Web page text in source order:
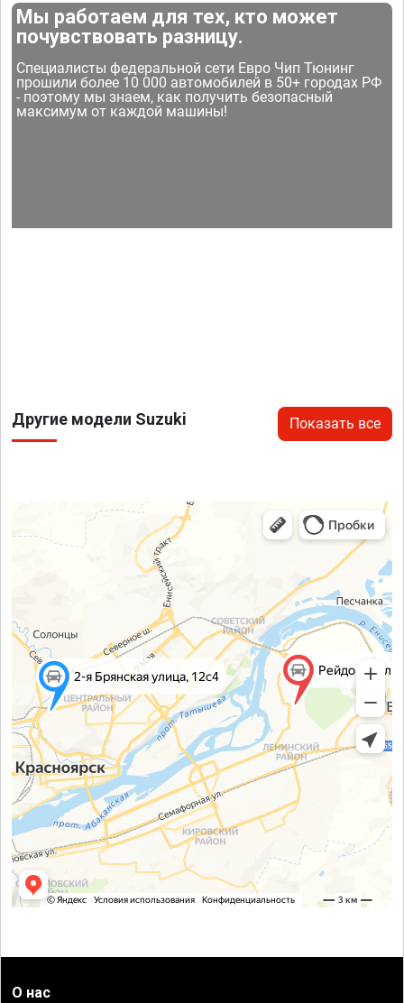
Мы работаем для тех, кто может
почувствовать разницу.
Специалисты федеральной сети Евро Чип Тюнинг
прошили более 10 000 автомобилей в 50+ городах РФ
- поэтому мы знаем, как получить безопасный
максимум от каждой машины!
Другие модели Suzuki Показать все
О нас